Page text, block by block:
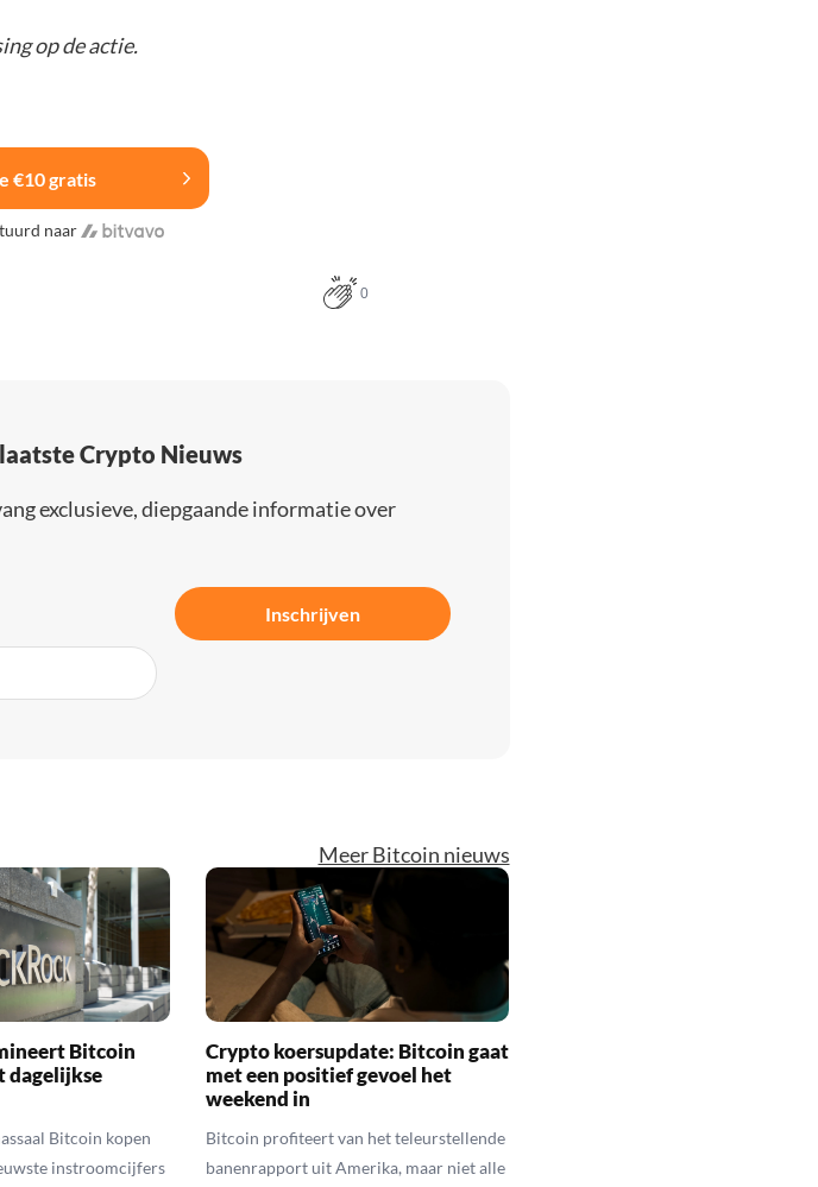
op de actie.
€10 gratis
naar
0
Crypto Nieuws
exclusieve, diepgaande informatie over
Inschrijven
Meer Bitcoin nieuws
Bitcoin
dagelijkse
Bitcoin kopen
instroomcijfers
Crypto koersupdate: Bitcoin gaat
met een positief gevoel het
weekend in
Bitcoin profiteert van het teleurstellende
banenrapport uit Amerika, maar niet alle